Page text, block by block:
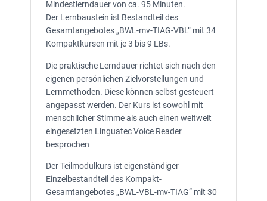
Mindestlerndauer von ca. 95 Minuten.
Der Lernbaustein ist Bestandteil des
Gesamtangebotes „BWL-mv-TIAG-VBL“ mit 34
Kompaktkursen mit je 3 bis 9 LBs.
Die praktische Lerndauer richtet sich nach den
eigenen persönlichen Zielvorstellungen und
Lernmethoden. Diese können selbst gesteuert
angepasst werden. Der Kurs ist sowohl mit
menschlicher Stimme als auch einen weltweit
eingesetzten Linguatec Voice Reader
besprochen
Der Teilmodulkurs ist eigenständiger
Einzelbestandteil des Kompakt-
Gesamtangebotes „BWL-VBL-mv-TIAG“ mit 30